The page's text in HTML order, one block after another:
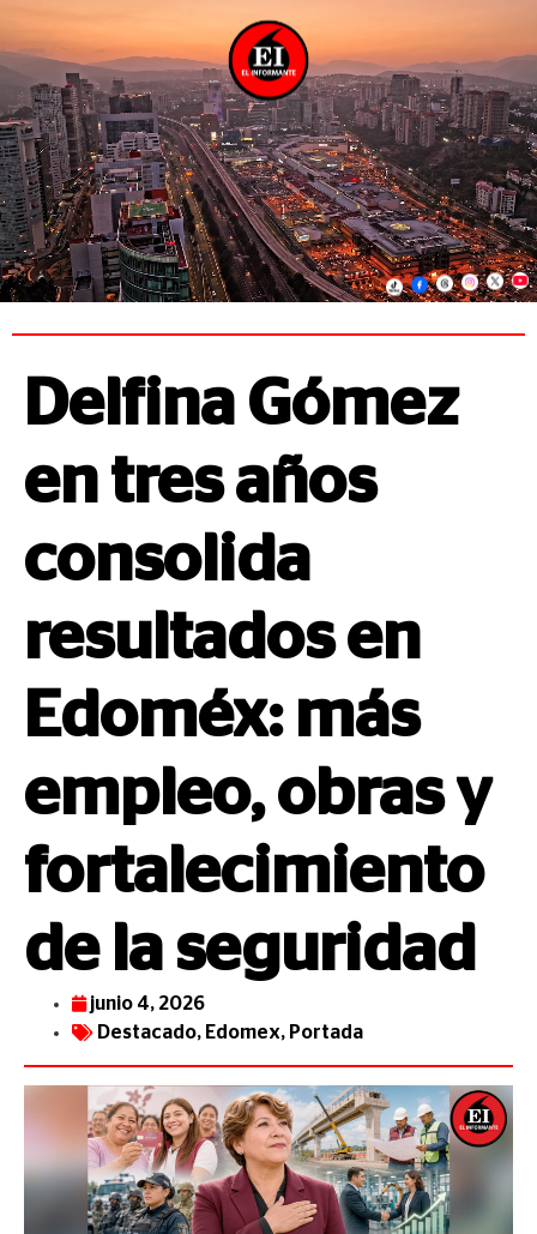
Delfina Gómez
en tres años
consolida
resultados en
Edoméx: más
empleo, obras y
fortalecimiento
de la seguridad
junio 4, 2026
Destacado, Edomex, Portada